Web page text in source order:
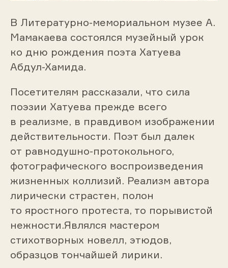
В Литературно-мемориальном музее А.
Мамакаева состоялся музейный урок
ко дню рождения поэта Хатуева
Абдул-Хамида.
Посетителям рассказали, что сила
поэзии Хатуева прежде всего
в реализме, в правдивом изображении
действительности. Поэт был далек
от равнодушно-протокольного,
фотографического воспроизведения
жизненных коллизий. Реализм автора
лирически страстен, полон
то яростного протеста, то порывистой
нежности.Являлся мастером
стихотворных новелл, этюдов,
образцов тончайшей лирики.